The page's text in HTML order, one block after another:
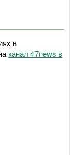
в
канал 47news в